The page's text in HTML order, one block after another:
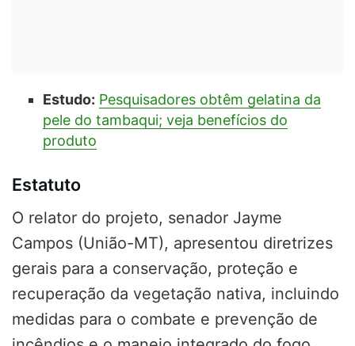
Estudo: Pesquisadores obtêm gelatina da
pele do tambaqui; veja benefícios do
produto
Estatuto
O relator do projeto, senador Jayme
Campos (União-MT), apresentou diretrizes
gerais para a conservação, proteção e
recuperação da vegetação nativa, incluindo
medidas para o combate e prevenção de